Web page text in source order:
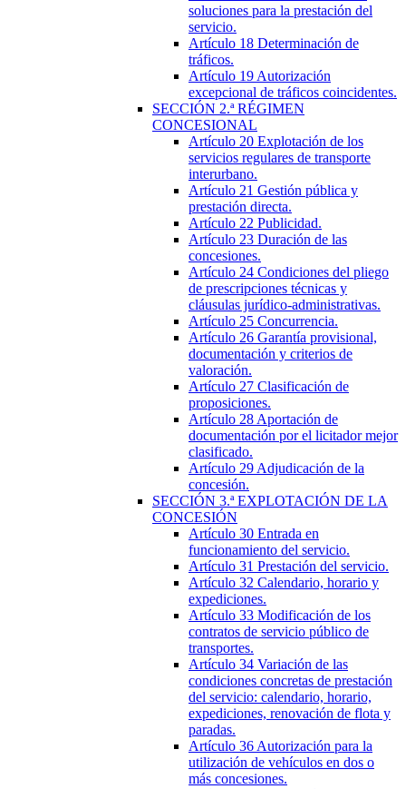
soluciones para la prestación del
servicio.
Artículo 18 Determinación de
tráficos.
Artículo 19 Autorización
excepcional de tráficos coincidentes.
SECCIÓN 2.ªRÉGIMEN
CONCESIONAL
Artículo 20 Explotación de los
servicios regulares de transporte
interurbano.
Artículo 21 Gestión pública y
prestación directa.
Artículo 22 Publicidad.
Artículo 23 Duración de las
concesiones.
Artículo 24 Condiciones del pliego
de prescripciones técnicas y
cláusulas jurídico-administrativas.
Artículo 25 Concurrencia.
Artículo 26 Garantía provisional,
documentación y criterios de
valoración.
Artículo 27 Clasificación de
proposiciones.
Artículo 28 Aportación de
documentación por el licitador mejor
clasificado.
Artículo 29 Adjudicación de la
concesión.
SECCIÓN 3.ªEXPLOTACIÓN DE LA
CONCESIÓN
Artículo 30 Entrada en
funcionamiento del servicio.
Artículo 31 Prestación del servicio.
Artículo 32 Calendario, horario y
expediciones.
Artículo 33 Modificación de los
contratos de servicio público de
transportes.
Artículo 34 Variación de las
condiciones concretas de prestación
del servicio: calendario, horario,
expediciones, renovación de flota y
paradas.
Artículo 36 Autorización para la
utilización de vehículos en dos o
más concesiones.